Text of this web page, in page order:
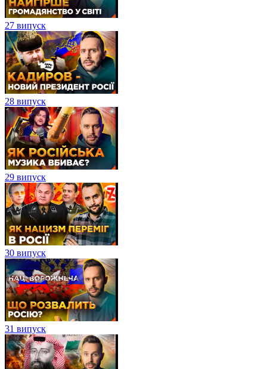
27 випуск
28 випуск
29 випуск
30 випуск
31 випуск